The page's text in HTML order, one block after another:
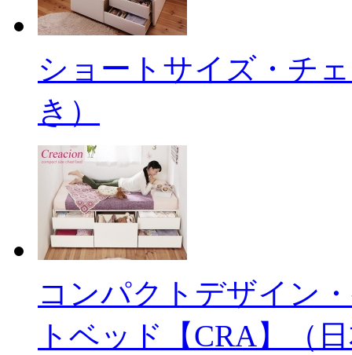
ショートサイズ・チ
き）
コンパクトデザイン
トベッド【CRA】（